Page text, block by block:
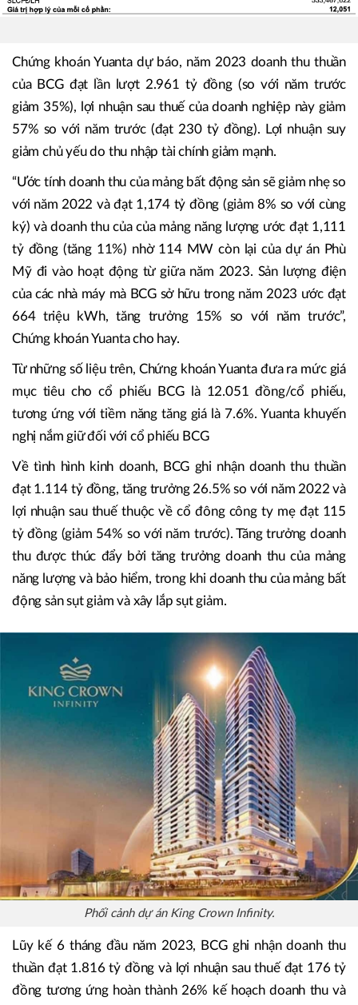
Chứng khoán Yuanta dự báo, năm 2023 doanh thu thuần
của BCG đạt lần lượt 2.961 tỷ đồng (so với năm trước
giảm 35%), lợi nhuận sau thuế của doanh nghiệp này giảm
57% so với năm trước (đạt 230 tỷ đồng). Lợi nhuận suy
giảm chủ yếu do thu nhập tài chính giảm mạnh.
“Ước tính doanh thu của mảng bất động sản sẽ giảm nhẹ so
với năm 2022 và đạt 1,174 tỷ đồng (giảm 8% so với cùng
ký) và doanh thu của của mảng năng lượng ước đạt 1,111
tỷ đồng (tăng 11%) nhờ 114 MW còn lại của dự án Phù
Mỹ đi vào hoạt động từ giữa năm 2023. Sản lượng điện
của các nhà máy mà BCG sở hữu trong năm 2023 ước đạt
664 triệu kWh, tăng trưởng 15% so với năm trước”,
Chứng khoán Yuanta cho hay.
Từ những số liệu trên, Chứng khoán Yuanta đưa ra mức giá
mục tiêu cho cổ phiếu BCG là 12.051 đồng/cổ phiếu,
tương ứng với tiềm năng tăng giá là 7.6%. Yuanta khuyến
nghị nắm giữ đối với cổ phiếu BCG
Về tình hình kinh doanh, BCG ghi nhận doanh thu thuần
đạt 1.114 tỷ đồng, tăng trưởng 26.5% so với năm 2022 và
lợi nhuận sau thuế thuộc về cổ đông công ty mẹ đạt 115
tỷ đồng (giảm 54% so với năm trước). Tăng trưởng doanh
thu được thúc đẩy bởi tăng trưởng doanh thu của mảng
năng lượng và bảo hiểm, trong khi doanh thu của mảng bất
động sản sụt giảm và xây lắp sụt giảm.
Phối cảnh dự án King Crown Infinity.
Lũy kế 6 tháng đầu năm 2023, BCG ghi nhận doanh thu
thuần đạt 1.816 tỷ đồng và lợi nhuận sau thuế đạt 176 tỷ
đồng tương ứng hoàn thành 26% kế hoạch doanh thu và